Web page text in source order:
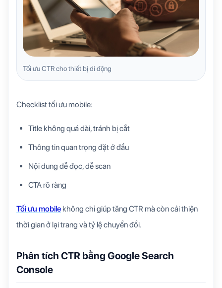
Tối ưu CTR cho thiết bị di động
Checklist tối ưu mobile:
Title không quá dài, tránh bị cắt
Thông tin quan trọng đặt ở đầu
Nội dung dễ đọc, dễ scan
CTA rõ ràng
Tối ưu mobile không chỉ giúp tăng CTR mà còn cải thiện
thời gian ở lại trang và tỷ lệ chuyển đổi.
Phân tích CTR bằng Google Search
Console